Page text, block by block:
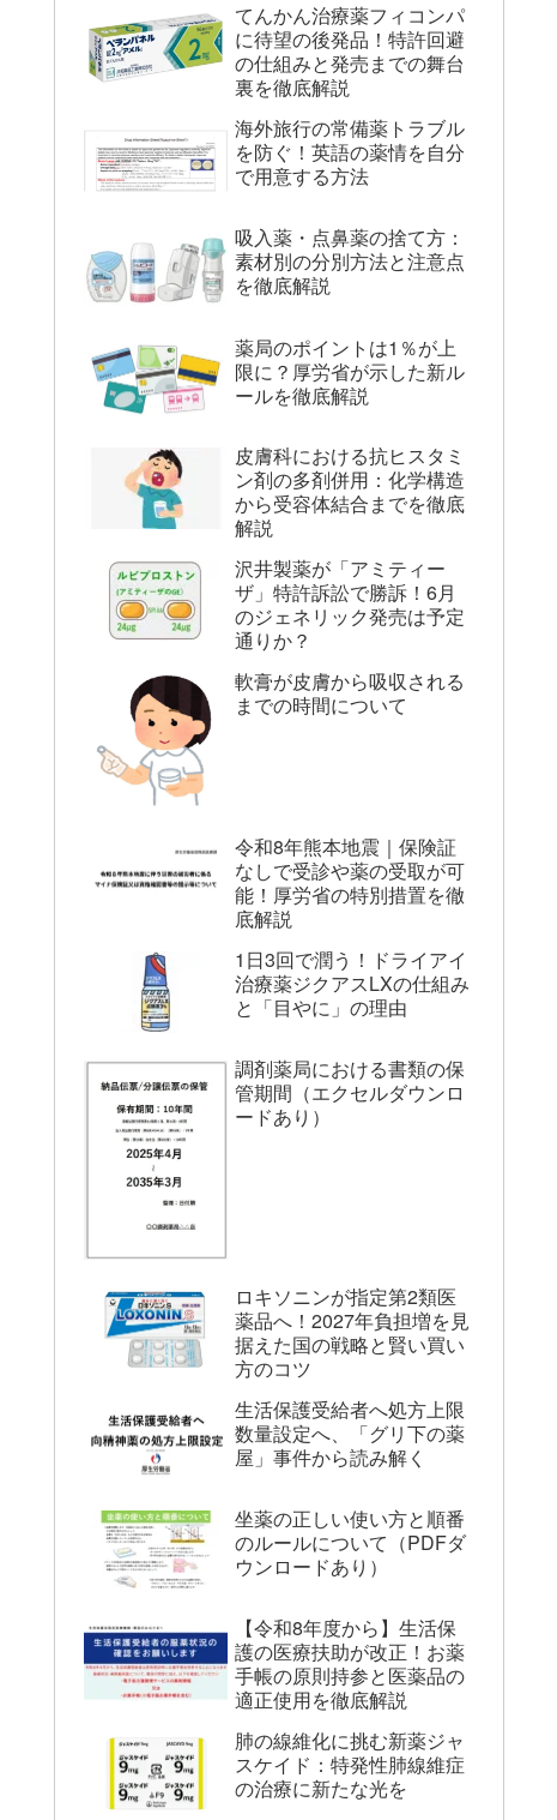
てんかん治療薬フィコンパ
に待望の後発品！特許回避
の仕組みと発売までの舞台
裏を徹底解説
海外旅行の常備薬トラブル
を防ぐ！英語の薬情を自分
で用意する方法
吸入薬・点鼻薬の捨て方：
素材別の分別方法と注意点
を徹底解説
薬局のポイントは1％が上
限に？厚労省が示した新ル
ールを徹底解説
皮膚科における抗ヒスタミ
ン剤の多剤併用：化学構造
から受容体結合までを徹底
解説
沢井製薬が「アミティー
ザ」特許訴訟で勝訴！6月
のジェネリック発売は予定
通りか？
軟膏が皮膚から吸収される
までの時間について
令和8年熊本地震｜保険証
なしで受診や薬の受取が可
能！厚労省の特別措置を徹
底解説
1日3回で潤う！ドライアイ
治療薬ジクアスLXの仕組み
と「目やに」の理由
調剤薬局における書類の保
管期間（エクセルダウンロ
ードあり）
ロキソニンが指定第2類医
薬品へ！2027年負担増を見
据えた国の戦略と賢い買い
方のコツ
生活保護受給者へ処方上限
数量設定へ、「グリ下の薬
屋」事件から読み解く
坐薬の正しい使い方と順番
のルールについて（PDFダ
ウンロードあり）
【令和8年度から】生活保
護の医療扶助が改正！お薬
手帳の原則持参と医薬品の
適正使用を徹底解説
肺の線維化に挑む新薬ジャ
スケイド：特発性肺線維症
の治療に新たな光を